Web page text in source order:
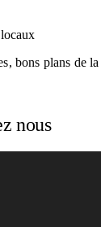
bons plans de
nous